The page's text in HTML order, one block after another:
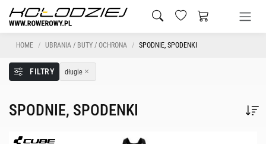
HOME UBRANIA / BUTY / OCHRONA SPODNIE, SPODENKI
FILTRY długie
SPODNIE, SPODENKI